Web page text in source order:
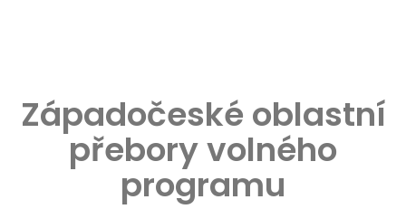
Západočeské oblastní
přebory volného
programu